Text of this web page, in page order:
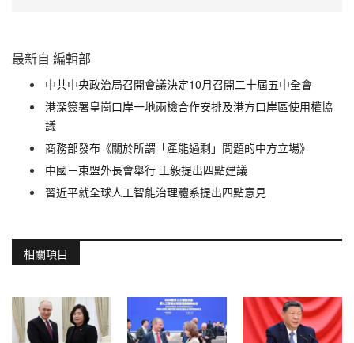
最新自 編輯部
中共中央政治局召開會議決定10月召開二十屆五中全會
港深簽署皇崗口岸一地兩檢合作安排及港方口岸區使用權協
議
商務部發布《關於所謂「產能過剩」問題的中方立場》
中國－東盟外長會舉行 王毅提出四點建議
習近平就全球人工智能治理體系提出四點意見
相關項目